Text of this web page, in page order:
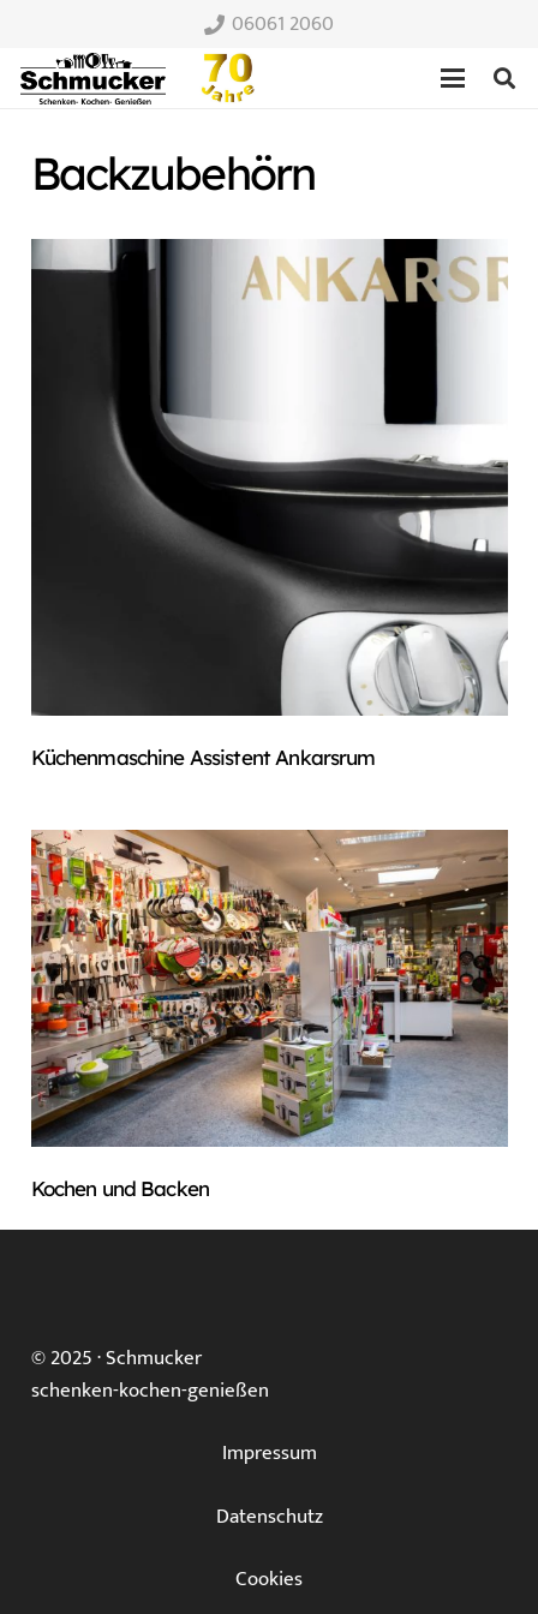
06061 2060
Backzubehörn
Küchenmaschine Assistent Ankarsrum
Kochen und Backen
© 2025 ·Schmucker
schenken-kochen-genießen
Impressum
Datenschutz
Cookies